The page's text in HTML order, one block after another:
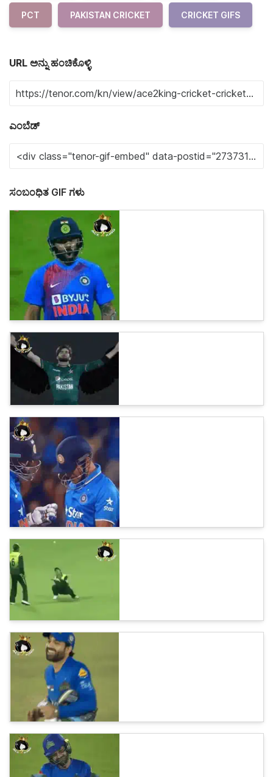
PCT PAKISTAN CRICKET CRICKET GIFS
URL ಅನ್ನು ಹಂಚಿಕೊಳ್ಳಿ
ಎಂಬೆಡ್
ಸಂಬಂಧಿತ GIF ಗಳು